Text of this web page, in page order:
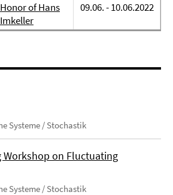
of Hans
09.06. - 10.06.2022
Systeme / Stochastik
Workshop on Fluctuating
Systeme / Stochastik